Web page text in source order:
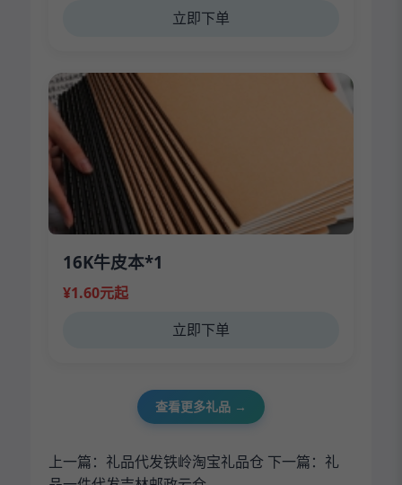
立即下单
16K牛皮本*1
¥1.60元起
立即下单
查看更多礼品 →
上一篇： 礼品代发铁岭淘宝礼品仓 下一篇： 礼